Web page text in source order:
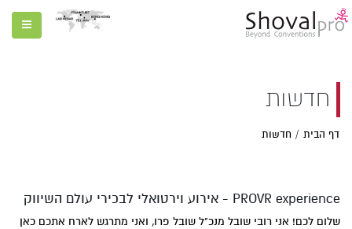
חדשות
דף הבית חדשות
PROVR experience - אירוע וירטואלי לבכירי עולם השיווק
שלום לכם! אני רובי שובל מנכ"ל שובל פרו, ואני מתרגש לארח אתכם כאן